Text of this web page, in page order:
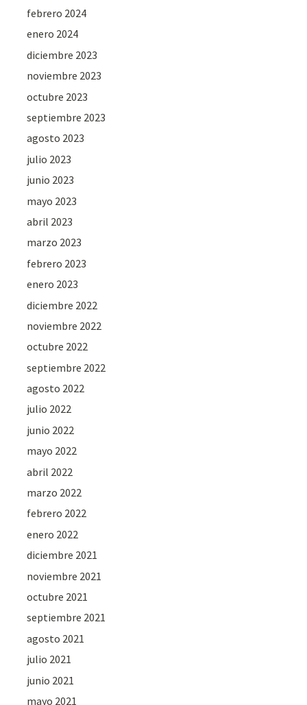
febrero 2024
enero 2024
diciembre 2023
noviembre 2023
octubre 2023
septiembre 2023
agosto 2023
julio 2023
junio 2023
mayo 2023
abril 2023
marzo 2023
febrero 2023
enero 2023
diciembre 2022
noviembre 2022
octubre 2022
septiembre 2022
agosto 2022
julio 2022
junio 2022
mayo 2022
abril 2022
marzo 2022
febrero 2022
enero 2022
diciembre 2021
noviembre 2021
octubre 2021
septiembre 2021
agosto 2021
julio 2021
junio 2021
mayo 2021